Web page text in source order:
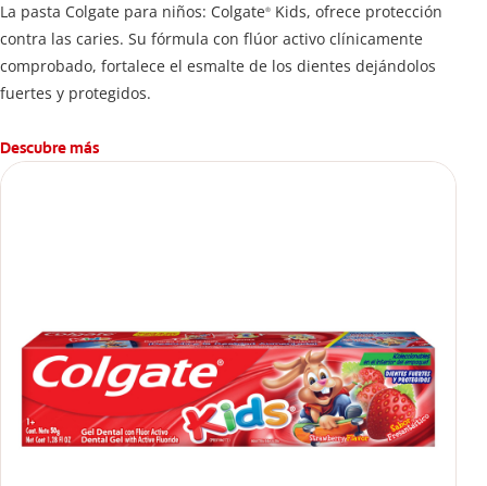
La pasta Colgate para niños: Colgate® Kids, ofrece protección
contra las caries. Su fórmula con flúor activo clínicamente
comprobado, fortalece el esmalte de los dientes dejándolos
fuertes y protegidos.
Descubre más